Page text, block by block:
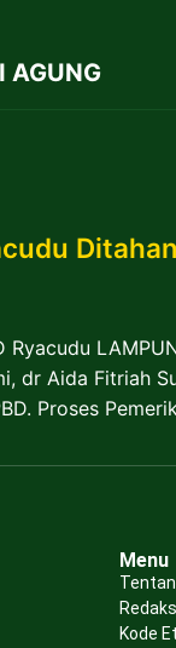
AGUNG
Ryacudu
dr Aida Fitriah
Proses
Menu
Kode